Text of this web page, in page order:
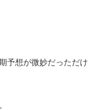
予想が微妙だっただけ